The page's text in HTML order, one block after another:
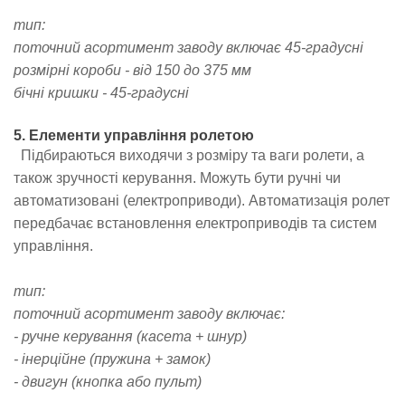
тип:
поточний асортимент заводу включає 45-градусні
розмірні короби - від 150 до 375 мм
бічні кришки - 45-градусні
5. Елементи управління ролетою
Підбираються виходячи з розміру та ваги ролети, а
також зручності керування. Можуть бути ручні чи
автоматизовані (електроприводи). Автоматизація ролет
передбачає встановлення електроприводів та систем
управління.
тип:
поточний асортимент заводу включає:
- ручне керування (касета + шнур)
- інерційне (пружина + замок)
- двигун (кнопка або пульт)